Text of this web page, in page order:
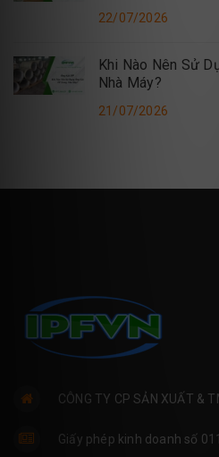
22/07/2026
Khi Nào Nên Sử
Nhà Máy?
21/07/2026
CÔNG TY CP SẢN XUẤT &
Giấy phép kinh doanh số